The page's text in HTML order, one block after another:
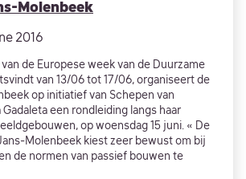
Molenbeek
2016
van de Europese week van de Duurzame
van 13/06 tot 17/06, organiseert de
op initiatief van Schepen van
Gadaleta een rondleiding langs haar
op woensdag 15 juni. « De
Molenbeek kiest zeer bewust om bij
de normen van passief bouwen te